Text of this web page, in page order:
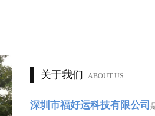
关于我们 ABOUT US
深圳市福好运科技有限公司